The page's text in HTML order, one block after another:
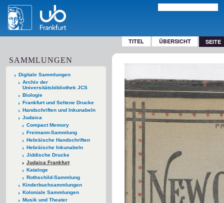
TITEL ÜBERSICHT SEITE
SAMMLUNGEN
Digitale Sammlungen
Archiv der
Universitätsbibliothek JCS
Biologie
Frankfurt und Seltene Drucke
Handschriften und Inkunabeln
Judaica
Compact Memory
Freimann-Sammlung
Hebräische Handschriften
Hebräische Inkunabeln
Jiddische Drucke
Judaica Frankfurt
Kataloge
Rothschild-Sammlung
Kinderbuchsammlungen
Koloniale Sammlungen
Musik und Theater